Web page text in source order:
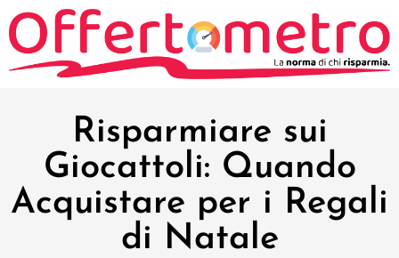
Risparmiare sui
Giocattoli: Quando
Acquistare per i Regali
di Natale